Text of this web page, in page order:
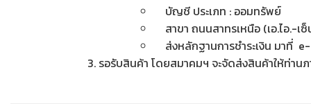
บัญชี ประเภท : ออมทรัพย์
สาขา ถนนสาทรเหนือ (เอ.ไอ.-เซ็
ส่งหลักฐานการชำระเงิน มาที่
รอรับสินค้า โดยสมาคมฯ จะจัดส่งสินค้าให้ท่าน